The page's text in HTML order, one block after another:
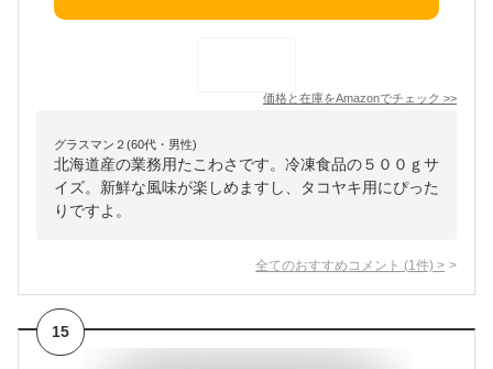
価格と在庫をAmazonでチェック >>
グラスマン２(60代・男性)
北海道産の業務用たこわさです。冷凍食品の５００ｇサ
イズ。新鮮な風味が楽しめますし、タコヤキ用にぴった
りですよ。
全てのおすすめコメント (1 件) >
15